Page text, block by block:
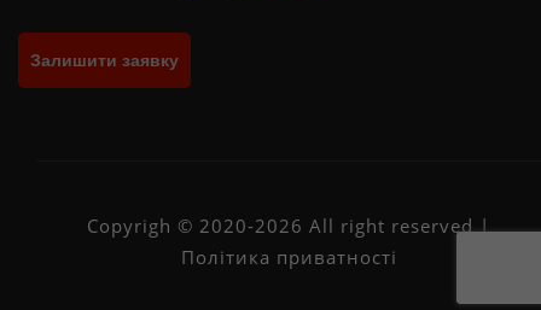
Залишити заявку
Copyrigh © 2020-2026 All right reserved |
Політика приватності